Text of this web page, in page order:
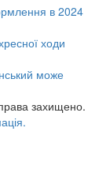
в 2024
ходи
може
захищено.